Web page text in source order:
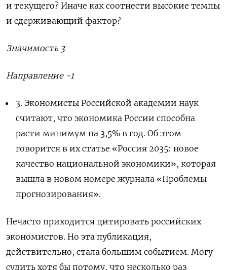
и текущего? Иначе как соотнести высокие темпы
и сдерживающий фактор?
Значимость 3
Направление -1
3.Экономисты Российской академии наук
считают, что экономика России способна
расти минимум на 3,5% в год. Об этом
говорится в их статье «Россия 2035: новое
качество национальной экономики», которая
вышла в новом номере журнала «Проблемы
прогнозирования».
Нечасто приходится цитировать российских
экономистов. Но эта публикация,
действительно, стала большим событием. Могу
судить хотя бы потому, что несколько раз